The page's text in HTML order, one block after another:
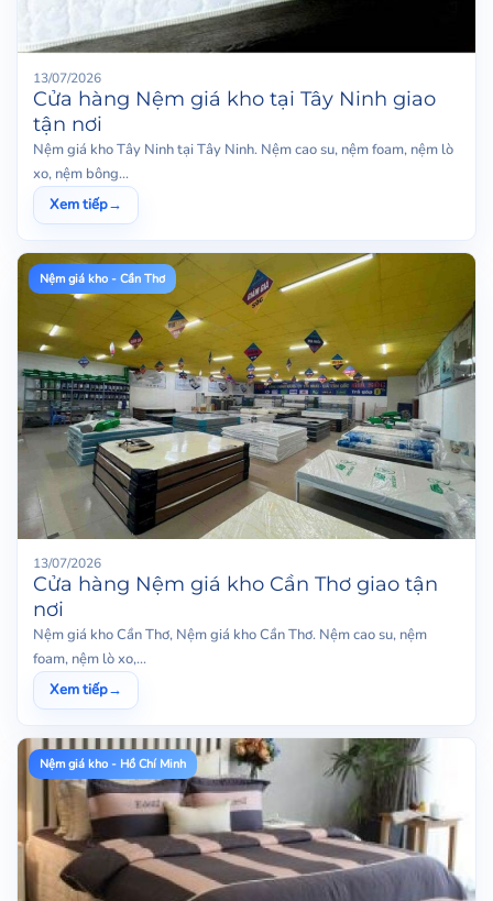
13/07/2026
Cửa hàng Nệm giá kho tại Tây Ninh giao
tận nơi
Nệm giá kho Tây Ninh tại Tây Ninh. Nệm cao su, nệm foam, nệm lò
xo, nệm bông...
Xem tiếp→
Nệm giá kho - Cần Thơ
13/07/2026
Cửa hàng Nệm giá kho Cần Thơ giao tận
nơi
Nệm giá kho Cần Thơ, Nệm giá kho Cần Thơ. Nệm cao su, nệm
foam, nệm lò xo,...
Xem tiếp→
Nệm giá kho - Hồ Chí Minh